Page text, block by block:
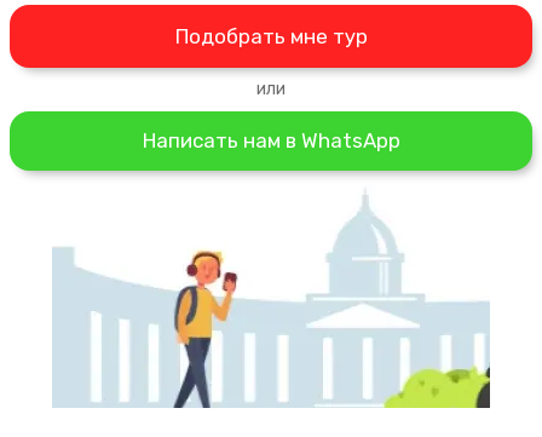
Подобрать мне тур
или
Написать нам в WhatsApp